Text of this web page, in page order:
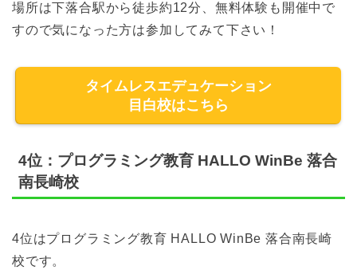
場所は下落合駅から徒歩約12分、無料体験も開催中で
すので気になった方は参加してみて下さい！
タイムレスエデュケーション
目白校はこちら
4位：プログラミング教育 HALLO WinBe 落合
南長崎校
4位はプログラミング教育 HALLO WinBe 落合南長崎
校です。